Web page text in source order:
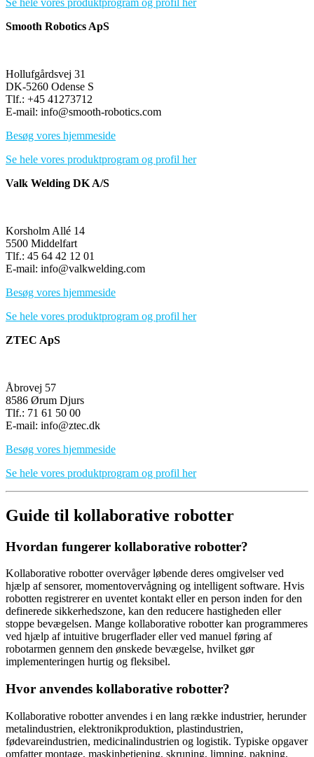
Smooth Robotics ApS
Hollufgårdsvej 31
DK-5260 Odense S
Tlf.: +45 41273712
E-mail: info@smooth-robotics.com
Besøg vores hjemmeside
Se hele vores produktprogram og profil her
Valk Welding DK A/S
Korsholm Allé 14
5500 Middelfart
Tlf.: 45 64 42 12 01
E-mail: info@valkwelding.com
Besøg vores hjemmeside
Se hele vores produktprogram og profil her
ZTEC ApS
Åbrovej 57
8586 Ørum Djurs
Tlf.: 71 61 50 00
E-mail: info@ztec.dk
Besøg vores hjemmeside
Se hele vores produktprogram og profil her
Guide til kollaborative robotter
Hvordan fungerer kollaborative robotter?
Kollaborative robotter overvåger løbende deres omgivelser ved
hjælp af sensorer, momentovervågning og intelligent software. Hvis
robotten registrerer en uventet kontakt eller en person inden for den
definerede sikkerhedszone, kan den reducere hastigheden eller
stoppe bevægelsen. Mange kollaborative robotter kan programmeres
ved hjælp af intuitive brugerflader eller ved manuel føring af
robotarmen gennem den ønskede bevægelse, hvilket gør
implementeringen hurtig og fleksibel.
Hvor anvendes kollaborative robotter?
Kollaborative robotter anvendes i en lang række industrier, herunder
metalindustrien, elektronikproduktion, plastindustrien,
fødevareindustrien, medicinalindustrien og logistik. Typiske opgaver
omfatter montage, maskinbetjening, skruning, limning, pakning,